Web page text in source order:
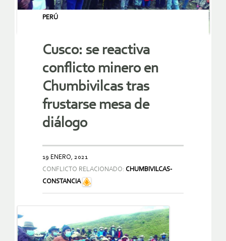
PERÚ
Cusco: se reactiva
conflicto minero en
Chumbivilcas tras
frustarse mesa de
diálogo
19 ENERO, 2021
CONFLICTO RELACIONADO: CHUMBIVILCAS-
CONSTANCIA